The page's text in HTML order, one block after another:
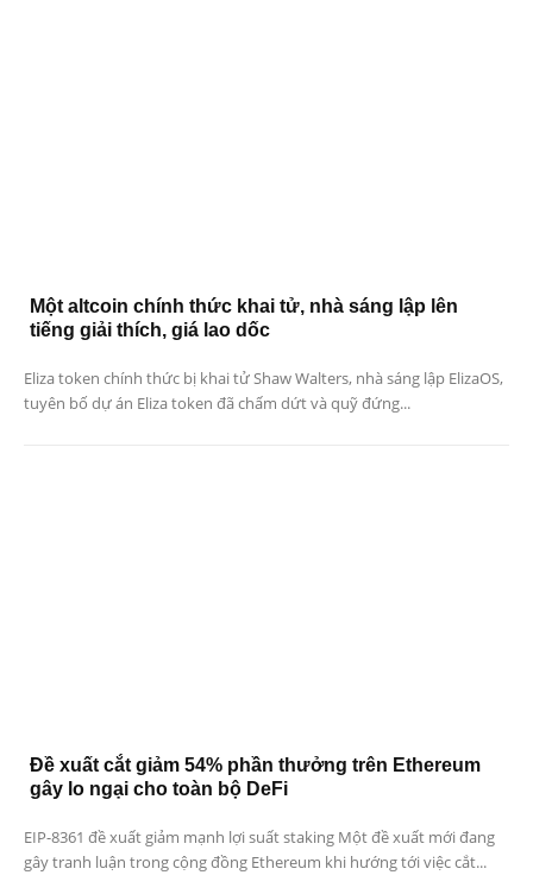
Một altcoin chính thức khai tử, nhà sáng lập lên
tiếng giải thích, giá lao dốc
Eliza token chính thức bị khai tử Shaw Walters, nhà sáng lập ElizaOS,
tuyên bố dự án Eliza token đã chấm dứt và quỹ đứng...
Đề xuất cắt giảm 54% phần thưởng trên Ethereum
gây lo ngại cho toàn bộ DeFi
EIP-8361 đề xuất giảm mạnh lợi suất staking Một đề xuất mới đang
gây tranh luận trong cộng đồng Ethereum khi hướng tới việc cắt...